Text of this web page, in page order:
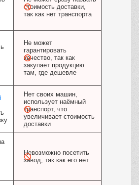
стоимость доставки,
так как нет транспорта
Не может
гарантировать
качество, так как
закупает продукцию
там, где дешевле
Нет своих машин,
использует наёмный
транспорт, что
увеличивает стоимость
доставки
Невозможно посетить
завод, так как его нет